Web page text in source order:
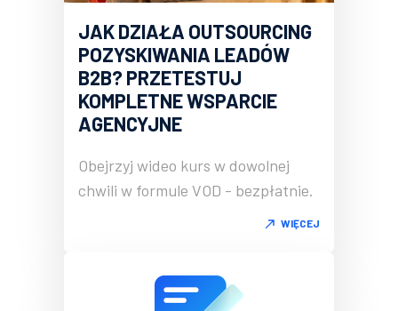
JAK DZIAŁA OUTSOURCING
POZYSKIWANIA LEADÓW
B2B? PRZETESTUJ
KOMPLETNE WSPARCIE
AGENCYJNE
Obejrzyj wideo kurs w dowolnej
chwili w formule VOD - bezpłatnie.
WIĘCEJ